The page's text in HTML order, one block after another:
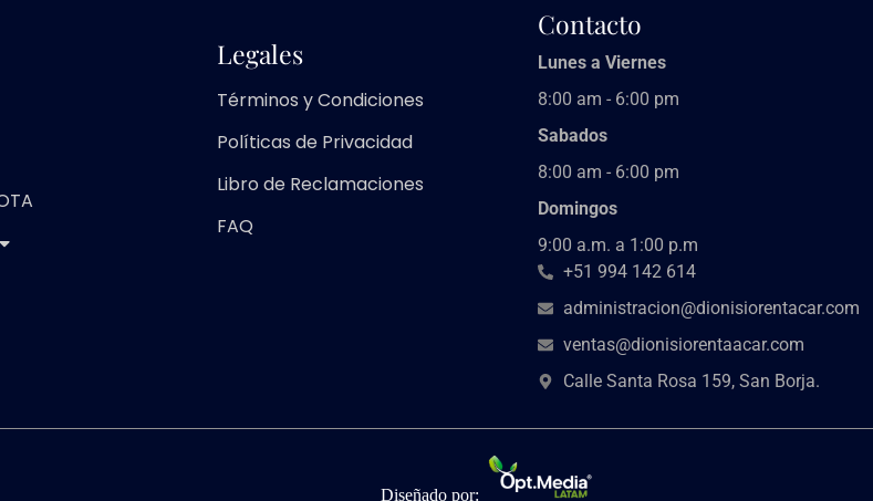
Legales
Términos y Condiciones
Políticas de Privacidad
Libro de Reclamaciones
FAQ
Contacto
Lunes a Viernes
8:00 am - 6:00 pm
Sabados
8:00 am - 6:00 pm
Domingos
9:00 a.m. a 1:00 p.m
+51 994 142 614
administracion@dionisiorentacar.com
ventas@dionisiorentaacar.com
Calle Santa Rosa 159, San Borja.
Diseñado por: